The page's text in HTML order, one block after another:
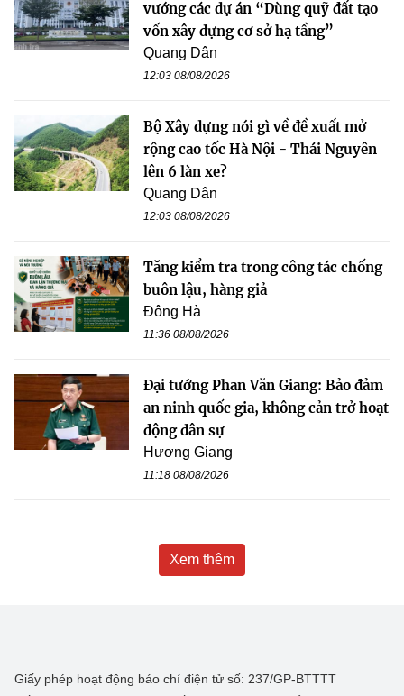
vướng các dự án “Dùng quỹ đất tạo
vốn xây dựng cơ sở hạ tầng”
Quang Dân
12:03 08/08/2026
Bộ Xây dựng nói gì về đề xuất mở
rộng cao tốc Hà Nội - Thái Nguyên
lên 6 làn xe?
Quang Dân
12:03 08/08/2026
Tăng kiểm tra trong công tác chống
buôn lậu, hàng giả
Đông Hà
11:36 08/08/2026
Đại tướng Phan Văn Giang: Bảo đảm
an ninh quốc gia, không cản trở hoạt
động dân sự
Hương Giang
11:18 08/08/2026
Xem thêm
Giấy phép hoạt động báo chí điện tử số: 237/GP-BTTTT